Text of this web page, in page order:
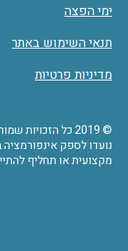
ימי הפצה
תנאי השימוש באתר
מדיניות פרטיות
© 2019 כל
נועדו לספק
מקצועית או תחליף